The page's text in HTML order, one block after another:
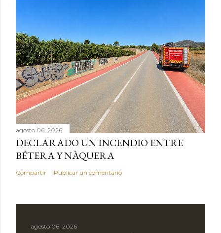
agosto 06, 2026
DECLARADO UN INCENDIO ENTRE
BÉTERA Y NÀQUERA
Compartir Publicar un comentario
agosto 06, 2026